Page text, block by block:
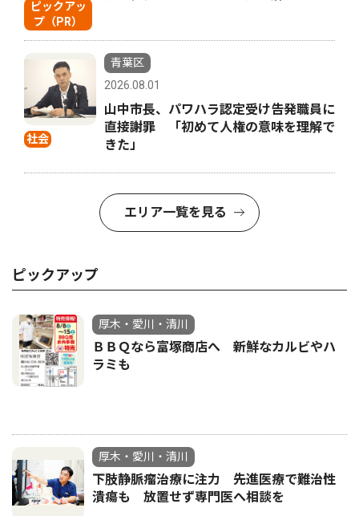
ピックアッ
プ（PR）
社会
青葉区
2026.08.01
山中市長、パワハラ認定受け告発職員に
直接謝罪 「初めて人権の意味を理解で
きた」
エリア一覧を見る
ピックアップ
厚木・愛川・清川
ＢＢＱなら富塚商店へ 新鮮なカルビやハ
ラミも
厚木・愛川・清川
下肢静脈瘤治療に注力 先進医療で難治性
潰瘍も 放置せず専門医へ相談を